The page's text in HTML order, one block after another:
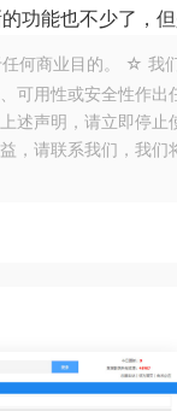
功能也不少了，但
何商业目的。 ☆ 我
可用性或安全性作
述声明，请立即停
，请联系我们，我